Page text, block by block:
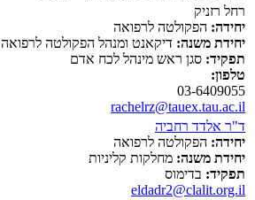
רחל רזניק
יחידה: הפקולטה לרפואה
יחידת משנה: דיקאנט ומנהל הפקולטה לרפואה
תפקיד: סגן ראש מינהל לכח אדם
טלפון:
03-6409055
rachelrz@tauex.tau.ac.il
ד"ר אלדד רחביה
יחידה: הפקולטה לרפואה
יחידת משנה: מחלקות קליניות
תפקיד: בדימוס
eldadr2@clalit.org.il